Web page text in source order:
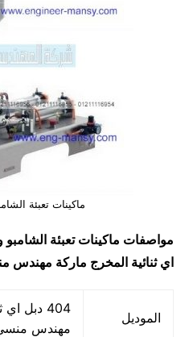
ماكينات تعبئة
مواصفات ماكينات تعبئة
اي ثنائية المخرج ماركة مهندس
الموديل
404 دبل
مهندس